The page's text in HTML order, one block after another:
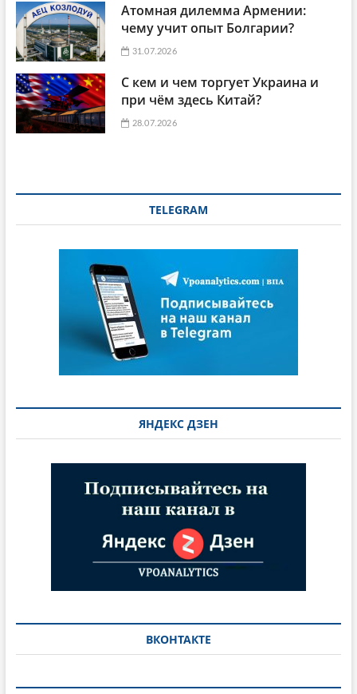
Атомная дилемма Армении:
чему учит опыт Болгарии?
31.07.2026
С кем и чем торгует Украина и
при чём здесь Китай?
28.07.2026
TELEGRAM
ЯНДЕКС ДЗЕН
ВКОНТАКТЕ